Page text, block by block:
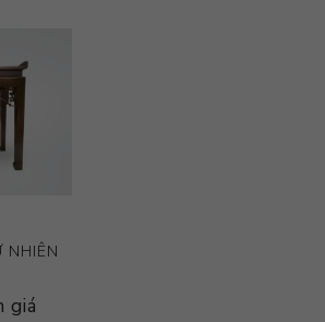
NHIÊN
giá